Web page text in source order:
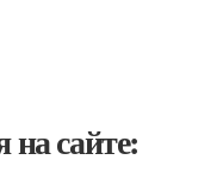
на сайте: